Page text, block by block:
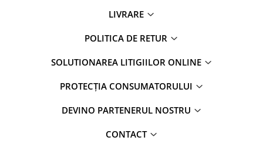
LIVRARE
POLITICA DE RETUR
SOLUTIONAREA LITIGIILOR ONLINE
PROTECȚIA CONSUMATORULUI
DEVINO PARTENERUL NOSTRU
CONTACT